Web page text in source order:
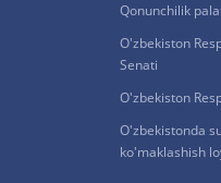
Qonunchilik
O'zbekiston
Senati
O'zbekiston
O'zbekistonda
ko'maklashish